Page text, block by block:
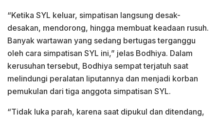
“Ketika SYL keluar, simpatisan langsung desak-
desakan, mendorong, hingga membuat keadaan rusuh.
Banyak wartawan yang sedang bertugas terganggu
oleh cara simpatisan SYL ini,” jelas Bodhiya. Dalam
kerusuhan tersebut, Bodhiya sempat terjatuh saat
melindungi peralatan liputannya dan menjadi korban
pemukulan dari tiga anggota simpatisan SYL.
“Tidak luka parah, karena saat dipukul dan ditendang,